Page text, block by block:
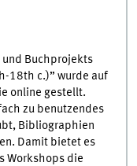
und Buchprojekts
18th c.)” wurde auf
online gestellt.
zu benutzendes
Bibliographien
Damit bietet es
Workshops die